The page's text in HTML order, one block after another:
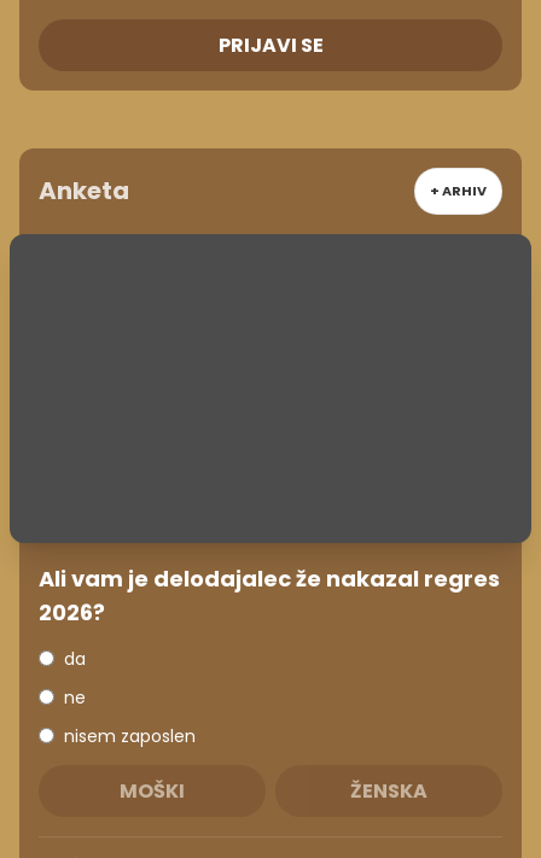
PRIJAVI SE
Anketa + ARHIV
Ali vam je delodajalec že nakazal regres
2026?
da
ne
nisem zaposlen
MOŠKI ŽENSKA